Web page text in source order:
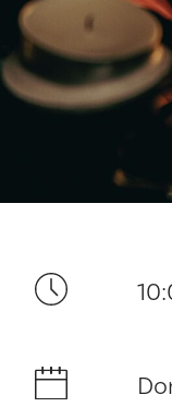
Ditt
Musikk
Historie og